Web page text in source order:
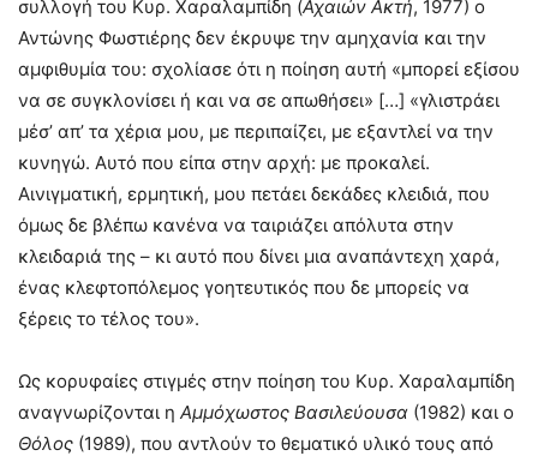
συλλογή του Κυρ. Χαραλαμπίδη (Αχαιών Ακτή, 1977) ο
Αντώνης Φωστιέρης δεν έκρυψε την αμηχανία και την
αμφιθυμία του: σχολίασε ότι η ποίηση αυτή «μπορεί εξίσου
να σε συγκλονίσει ή και να σε απωθήσει» […] «γλιστράει
μέσ’ απ’ τα χέρια μου, με περιπαίζει, με εξαντλεί να την
κυνηγώ. Αυτό που είπα στην αρχή: με προκαλεί.
Αινιγματική, ερμητική, μου πετάει δεκάδες κλειδιά, που
όμως δε βλέπω κανένα να ταιριάζει απόλυτα στην
κλειδαριά της – κι αυτό που δίνει μια αναπάντεχη χαρά,
ένας κλεφτοπόλεμος γοητευτικός που δε μπορείς να
ξέρεις το τέλος του».
Ως κορυφαίες στιγμές στην ποίηση του Κυρ. Χαραλαμπίδη
αναγνωρίζονται η Αμμόχωστος Βασιλεύουσα (1982) και ο
Θόλος (1989), που αντλούν το θεματικό υλικό τους από